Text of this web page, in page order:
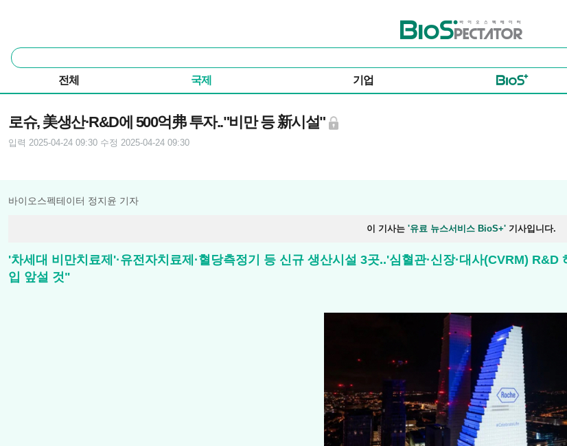
바이오스펙테이터
통
합
색
전체 국제 기업
로슈, 美생산·R&D에 500억弗 투자.."비만 등 新시설"
입력 2025-04-24 09:30 수정 2025-04-24 09:30
바이오스펙테이터 정지윤 기자
이 기사는 '유료 뉴스서비스 BioS+' 기사입니다.
'차세대 비만치료제'·유전자치료제·혈당측정기 등 신규 생산시설 3곳..'심혈관·신장·대사(CVRM)
입 앞설 것"